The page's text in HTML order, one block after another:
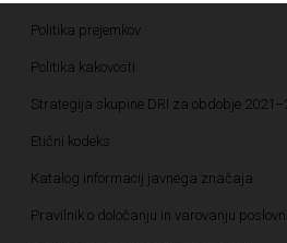
Politika prejemkov
Politika kakovosti
Strategija skupine DRI za obdobje
Etični kodeks
Katalog informacij javnega značaja
Pravilnik o določanju in varovanju